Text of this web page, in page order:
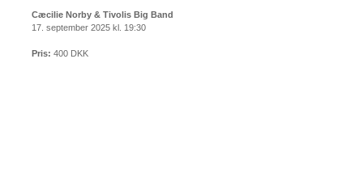
Cæcilie Norby & Tivolis Big Band
17. september 2025 kl. 19:30
Pris: 400 DKK